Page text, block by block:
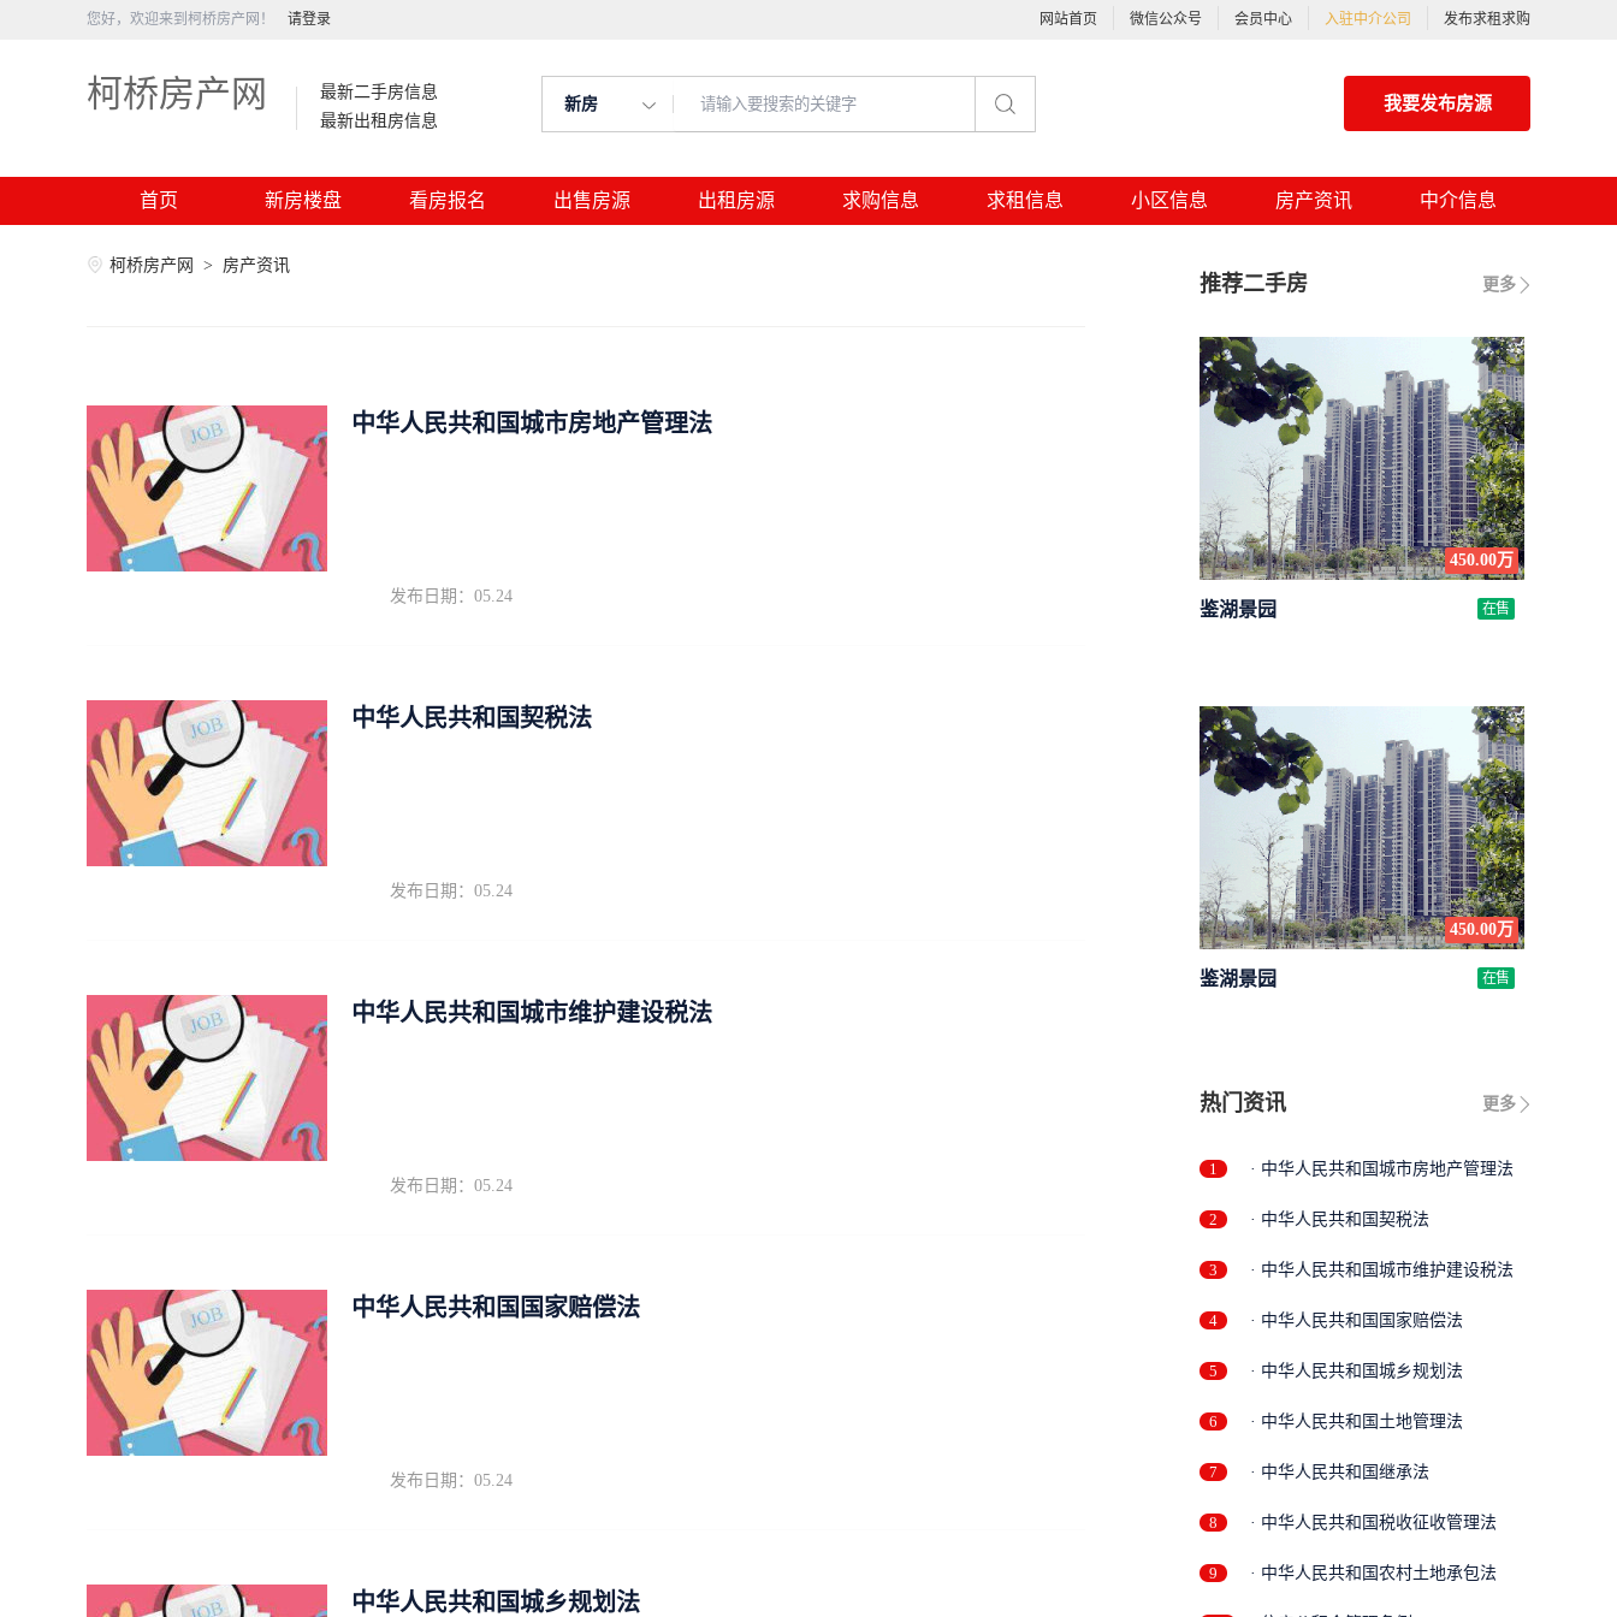
您好，欢迎来到柯桥房产网！ 请登录 网站首页 微信公众号 会员中心 入驻中介公司 发布求租求购
柯桥房产网
最新二手房信息
最新出租房信息
新房 我要发布房源
首页 新房楼盘 看房报名 出售房源 出租房源 求购信息 求租信息 小区信息 房产资讯 中介信息
柯桥房产网 > 房产资讯
中华人民共和国城市房地产管理法
发布日期：05.24
中华人民共和国契税法
发布日期：05.24
中华人民共和国城市维护建设税法
发布日期：05.24
中华人民共和国国家赔偿法
发布日期：05.24
中华人民共和国城乡规划法
更多
推荐二手房
450.00万
鉴湖景园 在售
450.00万
鉴湖景园 在售
更多
热门资讯
1 · 中华人民共和国城市房地产管理法
2 · 中华人民共和国契税法
3 · 中华人民共和国城市维护建设税法
4 · 中华人民共和国国家赔偿法
5 · 中华人民共和国城乡规划法
6 · 中华人民共和国土地管理法
7 · 中华人民共和国继承法
8 · 中华人民共和国税收征收管理法
9 · 中华人民共和国农村土地承包法